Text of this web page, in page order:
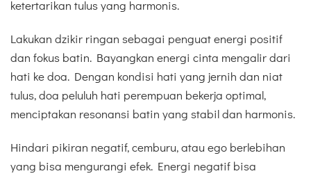
ketertarikan tulus yang harmonis.
Lakukan dzikir ringan sebagai penguat energi positif
dan fokus batin. Bayangkan energi cinta mengalir dari
hati ke doa. Dengan kondisi hati yang jernih dan niat
tulus, doa peluluh hati perempuan bekerja optimal,
menciptakan resonansi batin yang stabil dan harmonis.
Hindari pikiran negatif, cemburu, atau ego berlebihan
yang bisa mengurangi efek. Energi negatif bisa